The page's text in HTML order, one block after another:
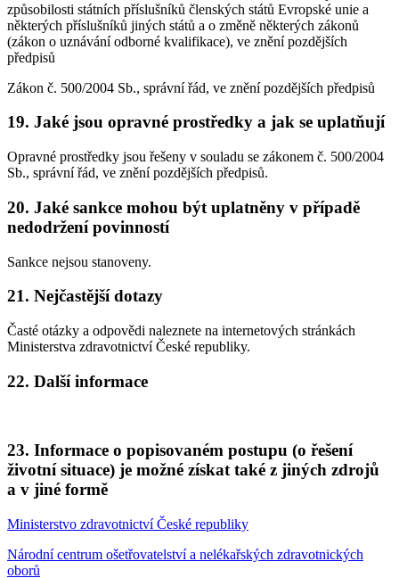
způsobilosti státních příslušníků členských států Evropské unie a
některých příslušníků jiných států a o změně některých zákonů
(zákon o uznávání odborné kvalifikace), ve znění pozdějších
předpisů
Zákon č. 500/2004 Sb., správní řád, ve znění pozdějších předpisů
19. Jaké jsou opravné prostředky a jak se uplatňují
Opravné prostředky jsou řešeny v souladu se zákonem č. 500/2004
Sb., správní řád, ve znění pozdějších předpisů.
20. Jaké sankce mohou být uplatněny v případě
nedodržení povinností
Sankce nejsou stanoveny.
21. Nejčastější dotazy
Časté otázky a odpovědi naleznete na internetových stránkách
Ministerstva zdravotnictví České republiky.
22. Další informace
23. Informace o popisovaném postupu (o řešení
životní situace) je možné získat také z jiných zdrojů
a v jiné formě
Ministerstvo zdravotnictví České republiky
Národní centrum ošetřovatelství a nelékařských zdravotnických
oborů